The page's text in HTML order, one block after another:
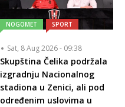
NOGOMET SPORT
Sat, 8 Aug 2026 - 09:38
Skupština Čelika podržala
izgradnju Nacionalnog
stadiona u Zenici, ali pod
određenim uslovima u